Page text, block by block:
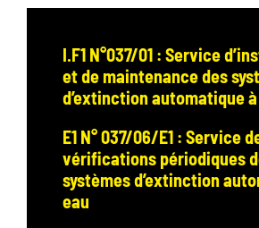
I.F1 N°037/01 : Service
et de maintenance des
d’extinction automatique
E1 N° 037/06/E1 : Service
vérifications périodiques
systèmes d’extinction
eau